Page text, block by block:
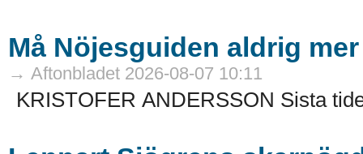
Må Nöjesguiden aldrig
→ Aftonbladet 2026-08-07 10:11
KRISTOFER ANDERSSON Sista